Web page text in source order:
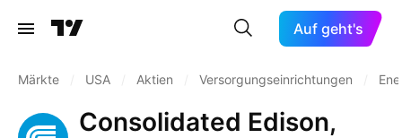
Auf geht's
Märkte USA Aktien Versorgungseinrichtungen
Consolidated Edison,